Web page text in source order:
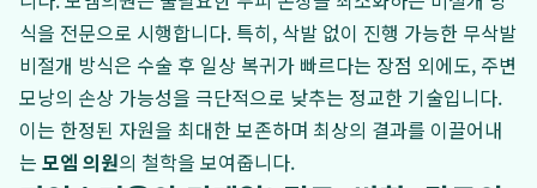
식을 전문으로 시행합니다. 특히, 삭발 없이 진행 가능한 무삭발
비절개 방식은 수술 후 일상 복귀가 빠르다는 장점 외에도, 주변
모낭의 손상 가능성을 극단적으로 낮추는 정교한 기술입니다.
이는 한정된 자원을 최대한 보존하며 최상의 결과를 이끌어내
는 모엠 의원의 철학을 보여줍니다.